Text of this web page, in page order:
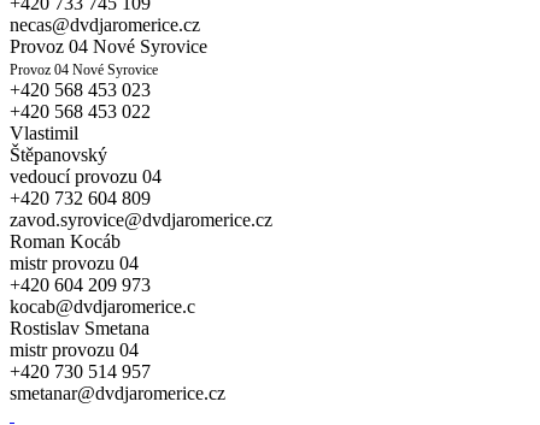
necas@dvdjaromerice.cz
Provoz 04 Nové Syrovice
Provoz 04 Nové Syrovice
+420 568 453 023
+420 568 453 022
Vlastimil
Štěpanovský
vedoucí provozu 04
+420 732 604 809
zavod.syrovice@dvdjaromerice.cz
Roman Kocáb
mistr provozu 04
+420 604 209 973
kocab@dvdjaromerice.c
Rostislav Smetana
mistr provozu 04
+420 730 514 957
smetanar@dvdjaromerice.cz